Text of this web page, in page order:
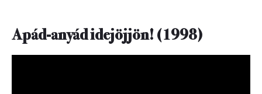
Apád-anyád idejöjjön! (1998)